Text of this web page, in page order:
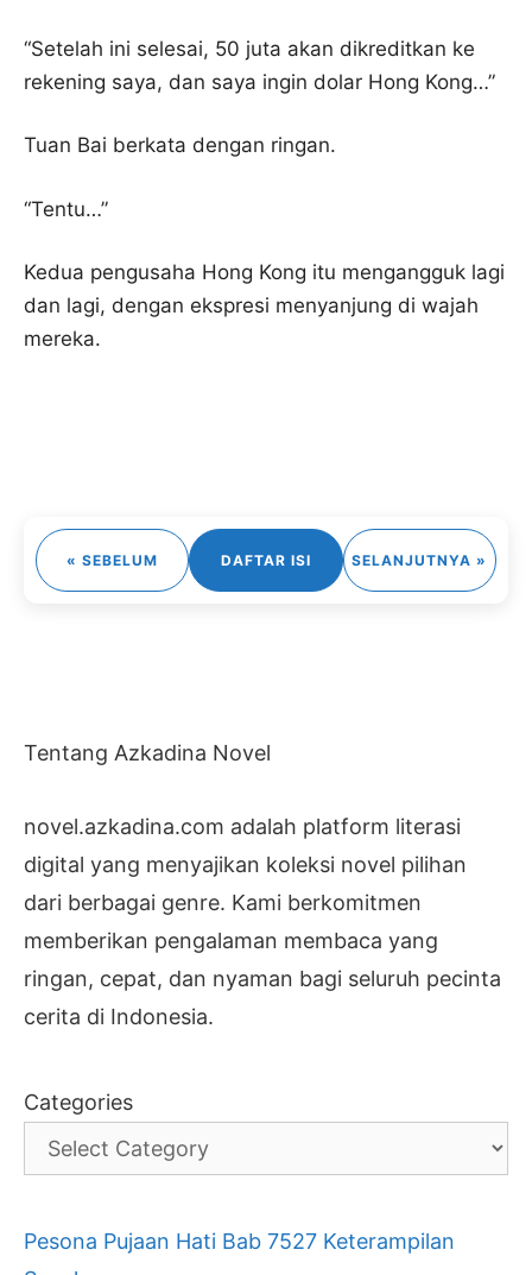
“Setelah ini selesai, 50 juta akan dikreditkan ke
rekening saya, dan saya ingin dolar Hong Kong…”
Tuan Bai berkata dengan ringan.
“Tentu…”
Kedua pengusaha Hong Kong itu mengangguk lagi
dan lagi, dengan ekspresi menyanjung di wajah
mereka.
« SEBELUM DAFTAR ISI SELANJUTNYA »
Tentang Azkadina Novel
novel.azkadina.com adalah platform literasi
digital yang menyajikan koleksi novel pilihan
dari berbagai genre. Kami berkomitmen
memberikan pengalaman membaca yang
ringan, cepat, dan nyaman bagi seluruh pecinta
cerita di Indonesia.
Categories
Pesona Pujaan Hati Bab 7527 Keterampilan